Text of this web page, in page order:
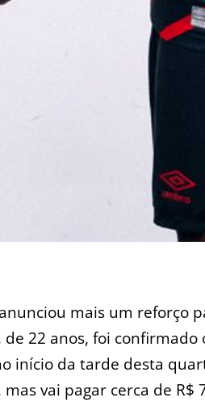
mais um reforço
de 22 anos, foi
início da tarde desta
vai pagar cerca de R$